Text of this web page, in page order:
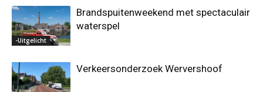
-Uitgelicht
Brandspuitenweekend met spectaculair
waterspel
Verkeersonderzoek Wervershoof